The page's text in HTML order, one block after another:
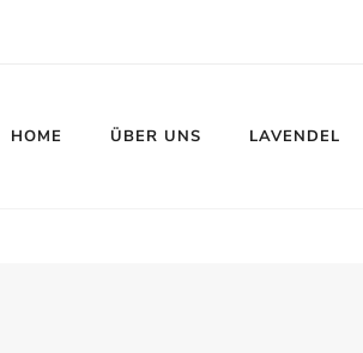
HOME ÜBER UNS LAVENDEL